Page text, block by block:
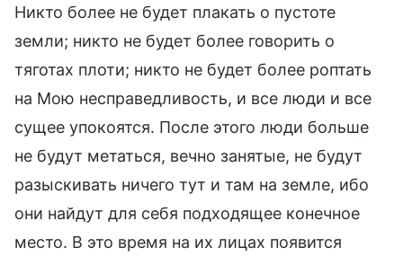
Никто более не будет плакать о пустоте
земли; никто не будет более говорить о
тяготах плоти; никто не будет более роптать
на Мою несправедливость, и все люди и все
сущее упокоятся. После этого люди больше
не будут метаться, вечно занятые, не будут
разыскивать ничего тут и там на земле, ибо
они найдут для себя подходящее конечное
место. В это время на их лицах появится